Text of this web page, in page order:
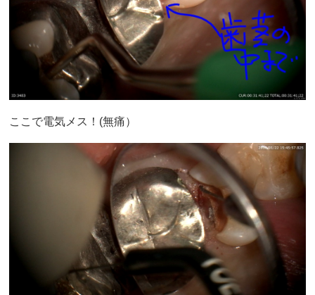
ここで電気メス！(無痛）